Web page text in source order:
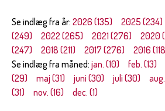
Se indlæg fra år: 2026 (135) 2025 (234)
(249)
2022 (265) 2021 (276) 2020
(247)
2018 (211) 2017 (276) 2016
Se indlæg fra måned: jan. (10) feb. (13)
(29)
maj (31) juni (30) juli (30)
(31)
nov. (16) dec. (1)